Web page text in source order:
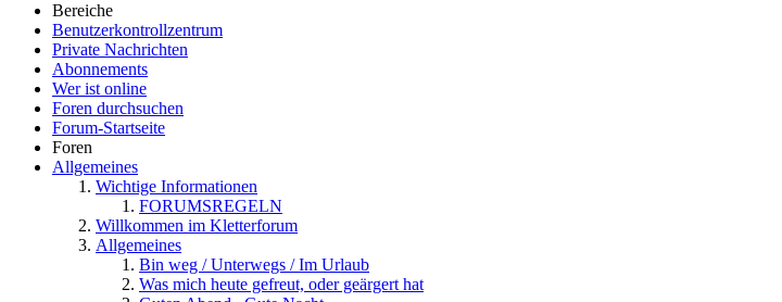
Bereiche
Benutzerkontrollzentrum
Private Nachrichten
Abonnements
Wer ist online
Foren durchsuchen
Forum-Startseite
Foren
Allgemeines
Wichtige Informationen
FORUMSREGELN
Willkommen im Kletterforum
Allgemeines
Bin weg / Unterwegs / Im Urlaub
Was mich heute gefreut, oder geärgert hat